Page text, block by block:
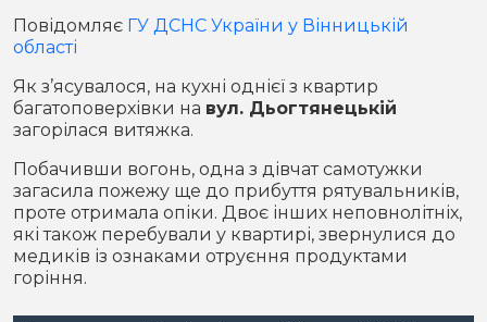
Партнери
Спорт
Футбол
Контакти
Підписатись на нас у Telegram
Повідомляє ГУ ДСНС України у Вінницькій
області
Як з’ясувалося, на кухні однієї з квартир
багатоповерхівки на вул. Дьогтянецькій
загорілася витяжка.
Побачивши вогонь, одна з дівчат самотужки
загасила пожежу ще до прибуття рятувальників,
проте отримала опіки. Двоє інших неповнолітніх,
які також перебували у квартирі, звернулися до
медиків із ознаками отруєння продуктами
горіння.